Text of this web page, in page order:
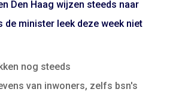
Den Haag wijzen steeds naar
de minister leek deze week niet
nog steeds
van inwoners, zelfs bsn's